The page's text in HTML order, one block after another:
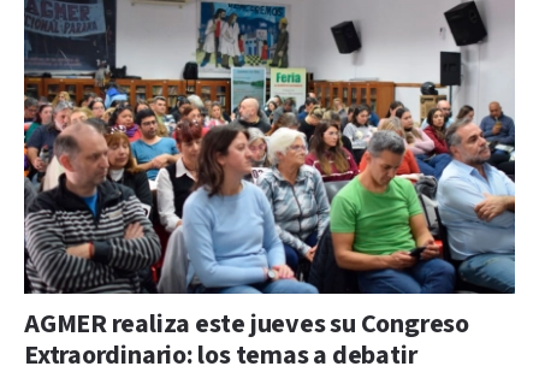
AGMER realiza este jueves su Congreso
Extraordinario: los temas a debatir